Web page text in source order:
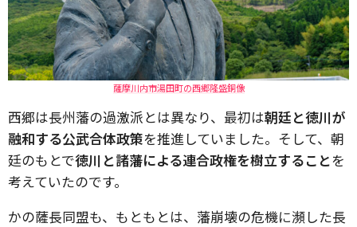
薩摩川内市湯田町の西郷隆盛銅像
西郷は長州藩の過激派とは異なり、最初は朝廷と徳川が
融和する公武合体政策を推進していました。そして、朝
廷のもとで徳川と諸藩による連合政権を樹立することを
考えていたのです。
かの薩長同盟も、もともとは、藩崩壊の危機に瀕した長